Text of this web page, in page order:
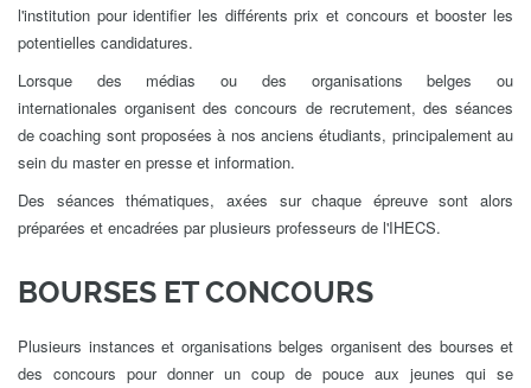
l'institution pour identifier les différents prix et concours et booster les
potentielles candidatures.
Lorsque des médias ou des organisations belges ou
internationales organisent des concours de recrutement, des séances
de coaching sont proposées à nos anciens étudiants, principalement au
sein du master en presse et information.
Des séances thématiques, axées sur chaque épreuve sont alors
préparées et encadrées par plusieurs professeurs de l'IHECS.
BOURSES ET CONCOURS
Plusieurs instances et organisations belges organisent des bourses et
des concours pour donner un coup de pouce aux jeunes qui se